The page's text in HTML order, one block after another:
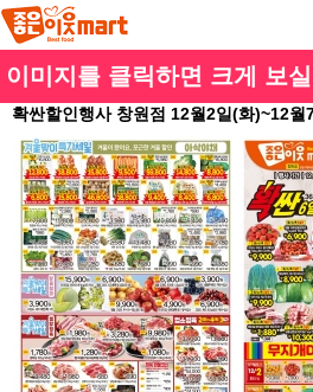
이미지를 클릭하면 크게 보
확싼할인행사 창원점 12월2일(화)~12
본문